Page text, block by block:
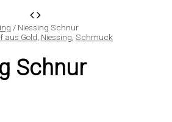
/ Niessing Schnur
aus Gold, Niessing, Schmuck
Schnur